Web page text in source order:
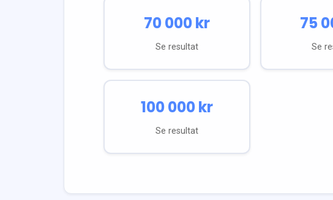
70 000kr
Se resultat
75
Se
100 000kr
Se resultat